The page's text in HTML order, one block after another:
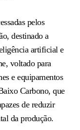
pelos
destinado a
artificial e
voltado para
e equipamentos
Carbono, que
de reduzir
da produção.